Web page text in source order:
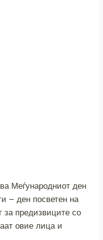
Меѓународниот ден
– ден посветен на
за предизвиците со
овие лица и